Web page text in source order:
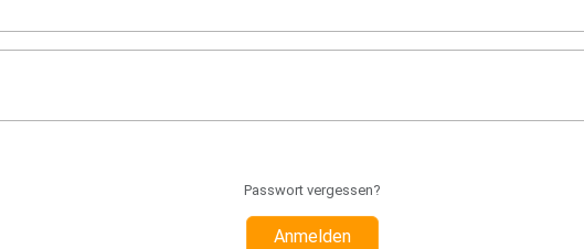
Passwort vergessen?
Anmelden